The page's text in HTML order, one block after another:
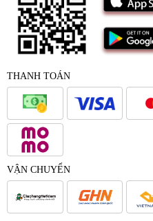
THANH TOÁN
VẬN CHUYỂN